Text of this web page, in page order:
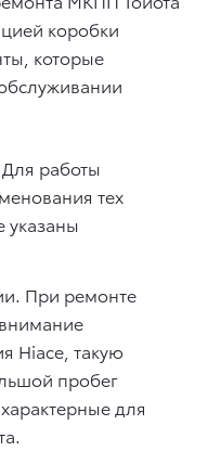
коробки
которые
работы
тех
указаны
При ремонте
Hiace, такую
пробег
для